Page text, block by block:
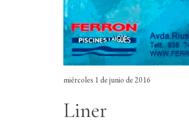
miércoles 1 de junio de 2016
Liner